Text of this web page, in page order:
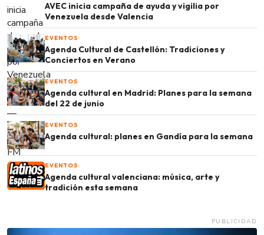
AVEC inicia campaña de ayuda y vigilia por
Venezuela desde Valencia
EVENTOS
Agenda Cultural de Castellón: Tradiciones y
Conciertos en Verano
EVENTOS
Agenda cultural en Madrid: Planes para la semana
del 22 de junio
EVENTOS
Agenda cultural: planes en Gandía para la semana
EVENTOS
Agenda cultural valenciana: música, arte y
tradición esta semana
PUBLICIDAD